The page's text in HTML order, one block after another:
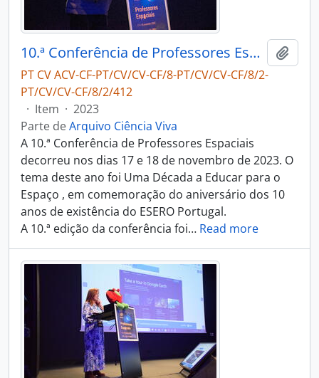
10.ª Conferência de Professores Espaciais
PT CV ACV-CF-PT/CV/CV-CF/8-PT/CV/CV-CF/8/2-
PT/CV/CV-CF/8/2/412
· Item · 2023
Parte deArquivo Ciência Viva
A 10.ª Conferência de Professores Espaciais
decorreu nos dias 17 e 18 de novembro de 2023. O
tema deste ano foi Uma Década a Educar para o
Espaço , em comemoração do aniversário dos 10
anos de existência do ESERO Portugal.
A 10.ª edição da conferência foi… Read more